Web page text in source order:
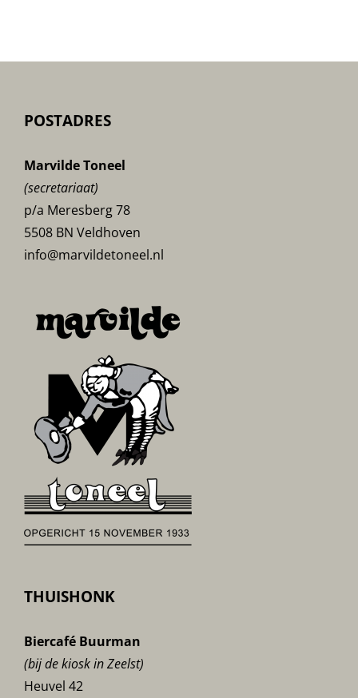
POSTADRES
Marvilde Toneel
(secretariaat)
p/a Meresberg 78
5508 BN Veldhoven
info@marvildetoneel.nl
THUISHONK
Biercafé Buurman
(bij de kiosk in Zeelst)
Heuvel 42